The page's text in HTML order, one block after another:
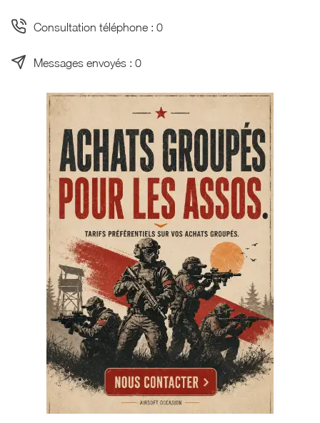
Consultation téléphone : 0
Messages envoyés : 0